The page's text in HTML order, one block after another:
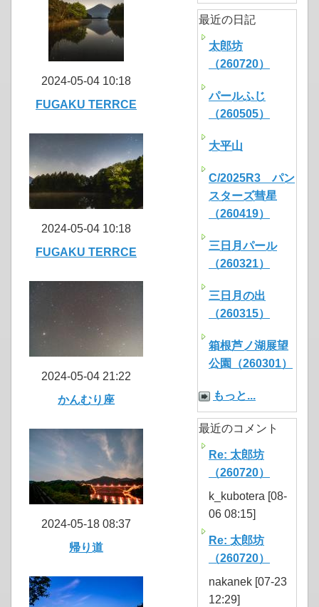
2024-05-04 10:18
FUGAKU TERRCE
2024-05-04 10:18
FUGAKU TERRCE
2024-05-04 21:22
かんむり座
2024-05-18 08:37
帰り道
最近の日記
太郎坊
（260720）
パールふじ
（260505）
大平山
C/2025R3 パン
スターズ彗星
（260419）
三日月パール
（260321）
三日月の出
（260315）
箱根芦ノ湖展望
公園（260301）
もっと...
最近のコメント
Re: 太郎坊
（260720）
k_kubotera [08-
06 08:15]
Re: 太郎坊
（260720）
nakanek [07-23
12:29]